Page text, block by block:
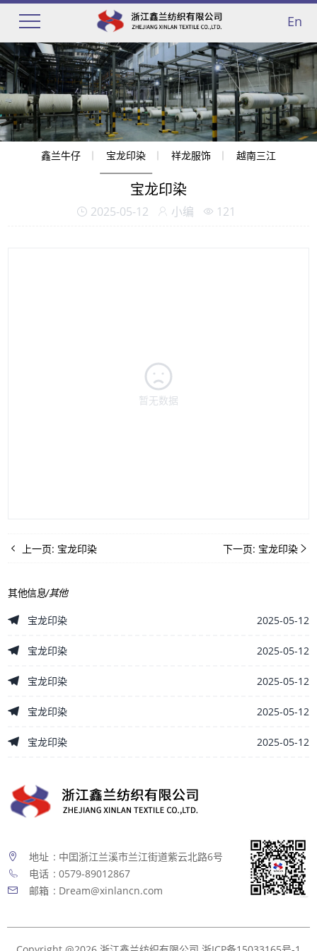
En
鑫兰牛仔 宝龙印染 祥龙服饰 越南三江
宝龙印染
2025-05-12 小编 121
暂无数据
上一页: 宝龙印染 下一页: 宝龙印染
其他信息/其他
宝龙印染 2025-05-12
宝龙印染 2025-05-12
宝龙印染 2025-05-12
宝龙印染 2025-05-12
宝龙印染 2025-05-12
地址 : 中囯浙江兰溪市兰江街道紫云北路6号
电话 : 0579-89012867
邮箱 : Dream@xinlancn.com